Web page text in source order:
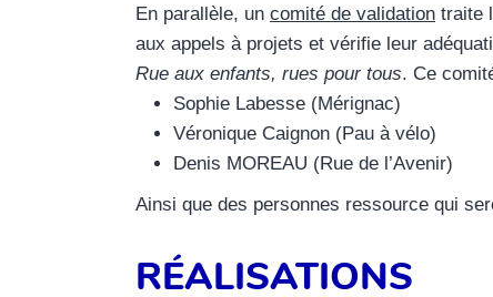
En parallèle, un comité de validation traite
aux appels à projets et vérifie leur
Rue aux enfants, rues pour tous. Ce
Sophie Labesse (Mérignac)
Véronique Caignon (Pau à vélo)
Denis MOREAU (Rue de l’Avenir)
Ainsi que des personnes ressource qui
RÉALISATIONS